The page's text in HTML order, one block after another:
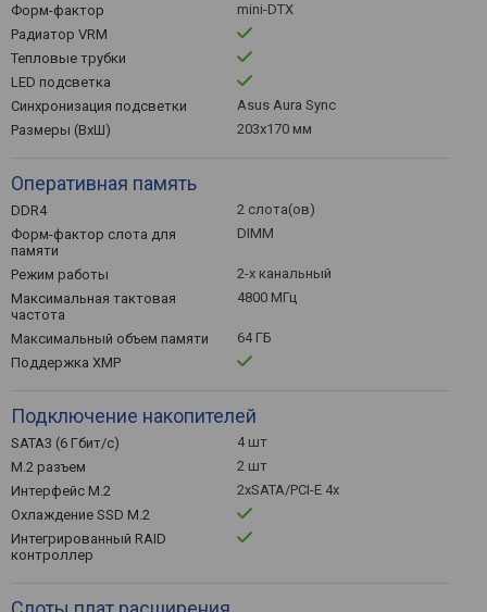
Форм-фактор
mini-DTX
Радиатор VRM
Тепловые трубки
LED подсветка
Синхронизация подсветки
Asus Aura Sync
Размеры (ВхШ)
203x170 мм
Оперативная память
DDR4
2 слота(ов)
Форм-фактор слота для
памяти
DIMM
Режим работы
2-х канальный
Максимальная тактовая
частота
4800 МГц
Максимальный объем памяти
64 ГБ
Поддержка XMP
Подключение накопителей
SATA3 (6 Гбит/с)
4 шт
M.2 разъем
2 шт
Интерфейс M.2
2xSATA/PCI-E 4x
Охлаждение SSD M.2
Интегрированный RAID
контроллер